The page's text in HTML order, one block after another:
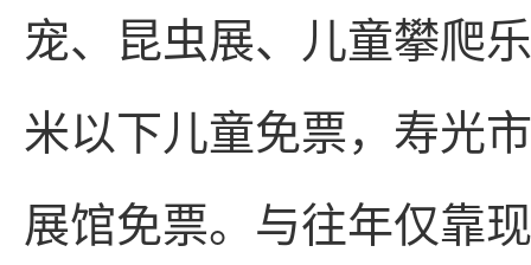
宠、昆虫展、儿童攀爬
米以下儿童免票，寿光
展馆免票。与往年仅靠